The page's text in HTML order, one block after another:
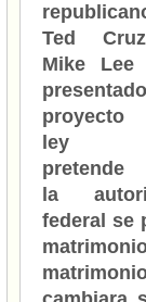
Ted
Mike Lee
ley
pretende
la
federal se